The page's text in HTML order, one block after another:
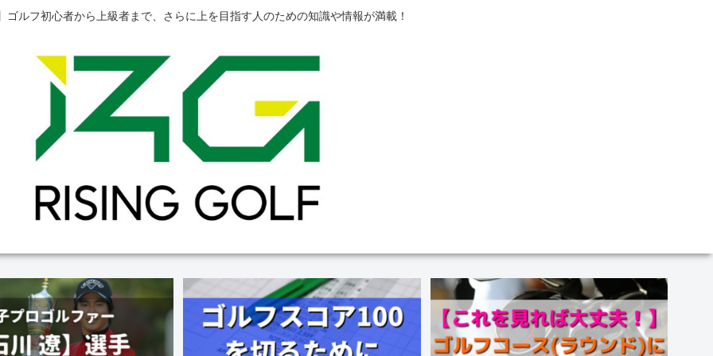
ゴルフ初心者から上級者まで、さらに上を目指す人のための知識や情報が満載！